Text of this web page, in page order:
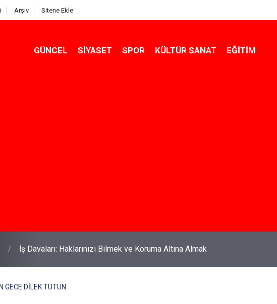
Arşiv Sitene Ekle
GÜNCEL SIYASET SPOR KÜLTÜR SANAT EĞITIM
Özlem Drahyalı Kimdir, Nereli ve Kaç Yaşındadır?
GECE DİLEK TUTUN